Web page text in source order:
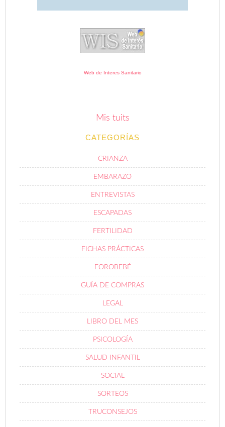
Web de Interes Sanitario
Mis tuits
CATEGORÍAS
CRIANZA
EMBARAZO
ENTREVISTAS
ESCAPADAS
FERTILIDAD
FICHAS PRÁCTICAS
FOROBEBÉ
GUÍA DE COMPRAS
LEGAL
LIBRO DEL MES
PSICOLOGÍA
SALUD INFANTIL
SOCIAL
SORTEOS
TRUCONSEJOS